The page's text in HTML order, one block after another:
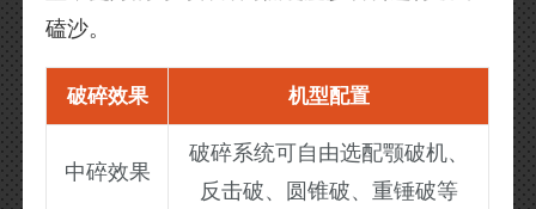
磕沙。
破碎效果 机型配置
中碎效果
破碎系统可自由选配颚破机、
反击破、圆锥破、重锤破等